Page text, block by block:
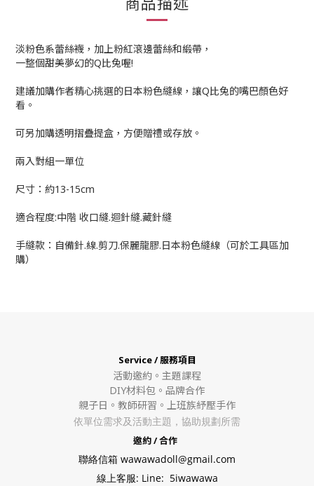
淡粉色系蕾絲襪，加上粉紅滾邊蕾絲和緞帶，
一整個甜美夢幻的Q比兔喔!
建議加購作者精心挑選的日本粉色縫線，讓Q比兔的嘴巴顏色好
看。
可另加購透明摺疊提盒，方便贈禮或存放。
兩入對組一單位
尺寸：約13-15cm
適合程度:中階 收口縫.迴針縫.藏針縫
手縫款：自備針.線.剪刀.保麗龍膠.日本粉色縫線（可於工具區加
購）
Service / 服務項目
活動邀約。 主題課程
DIY材料包。 品牌合作
親子日。教師研習。上班族紓壓手作
依單位需求及活動主題，協助規劃所需
邀約 / 合作
聯絡信箱 wawawadoll@gmail.com
線上客服: Line: 5iwawawa